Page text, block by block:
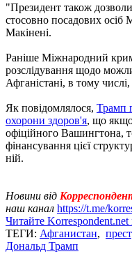
"Президент також
стосовно посадових осіб
Макінені.
Раніше Міжнародний
розслідування щодо
Афганістані, в тому
Як повідомлялося, Трамп
охорони здоров'я, що
офіційного Вашингтона,
фінансування цієї
ній.
Новини від
наш канал https://t.me/
Читайте
ТЕГИ: Афганистан,
Дональд Трамп